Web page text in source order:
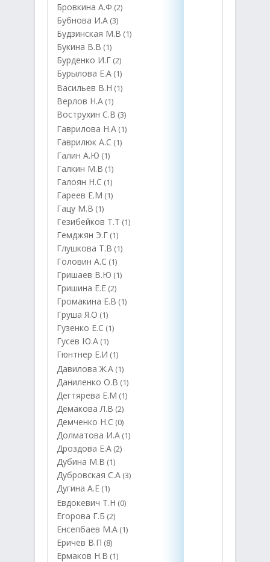
Бровкина А.Ф (2)
Бубнова И.А (3)
Будзинская М.В (1)
Букина В.В (1)
Бурденко И.Г (2)
Бурылова Е.А (1)
Васильев В.Н (1)
Верлов Н.А (1)
Вострухин С.В (3)
Гаврилова Н.А (1)
Гаврилюк А.С (1)
Галин А.Ю (1)
Галкин М.В (1)
Галоян Н.С (1)
Гареев Е.М (1)
Гацу М.В (1)
Гезибейков Т.Т (1)
Гемджян Э.Г (1)
Глушкова Т.В (1)
Головин А.С (1)
Гришаев В.Ю (1)
Гришина Е.Е (2)
Громакина Е.В (1)
Груша Я.О (1)
Гузенко Е.С (1)
Гусев Ю.А (1)
Гюнтнер Е.И (1)
Давилова Ж.А (1)
Даниленко О.В (1)
Дегтярева Е.М (1)
Демакова Л.В (2)
Демченко Н.С (0)
Долматова И.А (1)
Дроздова Е.А (2)
Дубина М.В (1)
Дубровская С.А (3)
Дугина А.Е (1)
Евдокевич Т.Н (0)
Егорова Г.Б (2)
Енсепбаев М.А (1)
Еричев В.П (8)
Ермаков Н.В (1)